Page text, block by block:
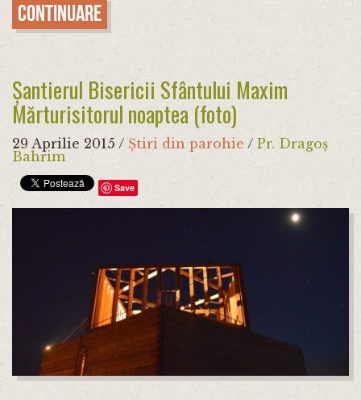
Continuare
Șantierul Bisericii Sfântului Maxim
Mărturisitorul noaptea (foto)
29 Aprilie 2015 / Știri din parohie / Pr. Dragoș
Bahrim
Save